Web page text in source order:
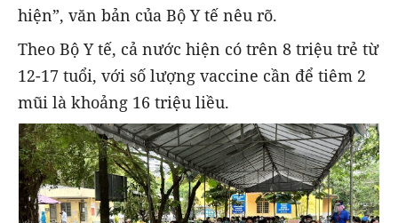
hiện”, văn bản của Bộ Y tế nêu rõ.
Theo Bộ Y tế, cả nước hiện có trên 8 triệu trẻ từ
12-17 tuổi, với số lượng vaccine cần để tiêm 2
mũi là khoảng 16 triệu liều.